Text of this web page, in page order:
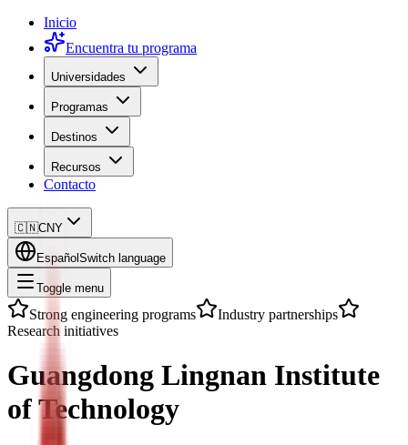
Inicio
Encuentra tu programa
Universidades
Programas
Destinos
Recursos
Contacto
🇨🇳CNY
Español Switch language
Toggle menu
Strong engineering programs
Industry partnerships
Research initiatives
Guangdong Lingnan Institute
of Technology